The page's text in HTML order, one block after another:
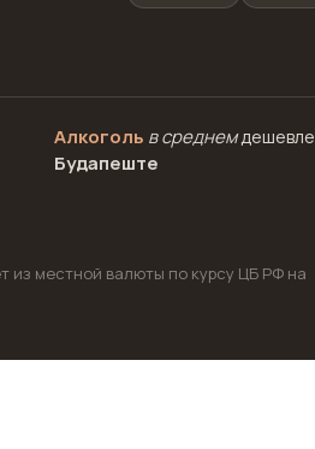
Алкоголь в среднемдешевле
Будапеште
из местной валюты по курсу ЦБ РФ на